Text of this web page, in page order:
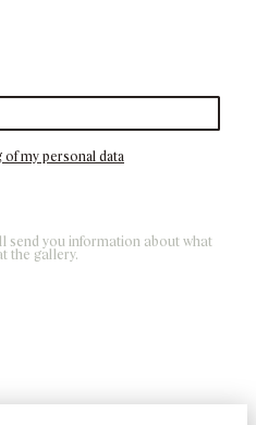
of my personal data
send you information about what
the gallery.